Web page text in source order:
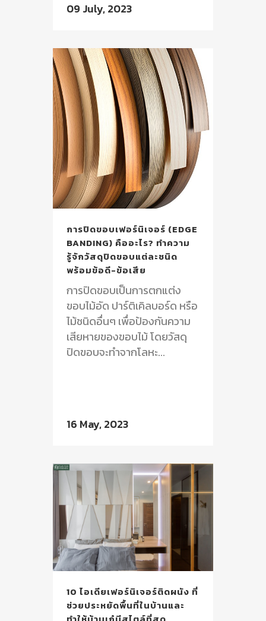
09 July, 2023
การปิดขอบเฟอร์นิเจอร์ (EDGE
BANDING) คืออะไร? ทำความ
รู้จักวัสดุปิดขอบแต่ละชนิด
พร้อมข้อดี-ข้อเสีย
การปิดขอบเป็นการตกแต่ง
ขอบไม้อัด ปาร์ติเคิลบอร์ด หรือ
ไม้ชนิดอื่นๆ เพื่อป้องกันความ
เสียหายของขอบไม้ โดยวัสดุ
ปิดขอบจะทำจากโลหะ...
16 May, 2023
10 ไอเดียเฟอร์นิเจอร์ติดผนัง ที่
ช่วยประหยัดพื้นที่ในบ้านและ